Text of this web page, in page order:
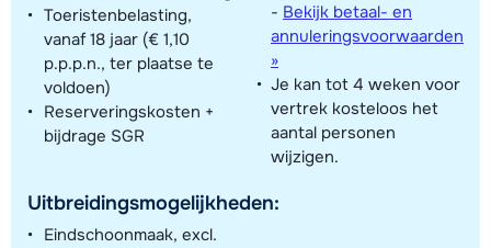
Toeristenbelasting,
vanaf 18 jaar (€ 1,10
p.p.p.n., ter plaatse te
voldoen)
Reserveringskosten +
bijdrage SGR
Uitbreidingsmogelijkheden:
Eindschoonmaak, excl.
- Bekijk betaal- en
annuleringsvoorwaarden
»
Je kan tot 4 weken voor
vertrek kosteloos het
aantal personen
wijzigen.